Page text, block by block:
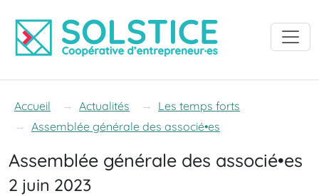
Accueil Actualités
Les temps forts
Assemblée générale des associé•es
Assemblée générale des associé•es
2 juin 2023